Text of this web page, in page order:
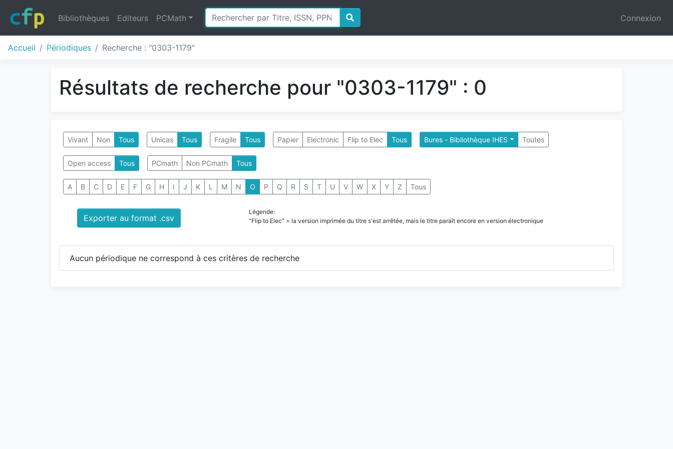
Bibliothèques Editeurs PCMath Connexion
Accueil Périodiques Recherche : "0303-1179"
Résultats de recherche pour "0303-1179" : 0
Vivant Non Tous Unicas Tous Fragile Tous Papier Electronic Flip to Elec Tous Bures - Bibliothèque IHES Toutes
Open access Tous PCmath Non PCmath Tous
A B C D E F G H I J K L M N O P Q R S T U V W X Y Z Tous
Exporter au format .csv
Légende:
"Flip to Elec" = la version imprimée du titre s'est arrêtée, mais le titre paraît encore en version électronique
Aucun périodique ne correspond à ces critères de recherche